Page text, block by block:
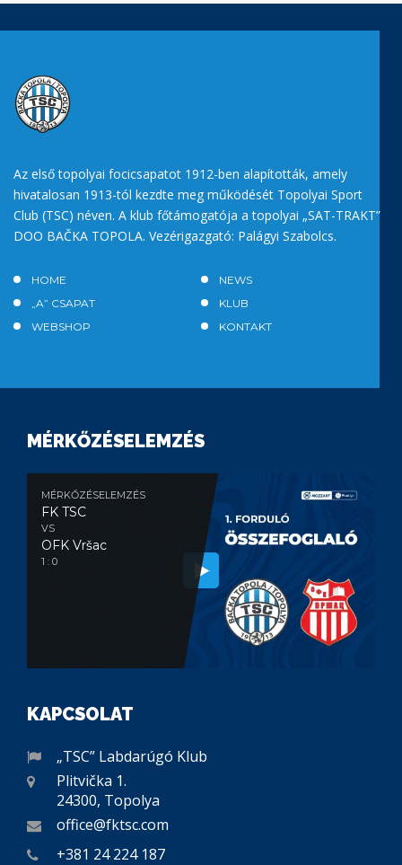
Az első topolyai focicsapatot 1912-ben alapították, amely
hivatalosan 1913-tól kezdte meg működését Topolyai Sport
Club (TSC) néven. A klub főtámogatója a topolyai „SAT-TRAKT”
DOO BAČKA TOPOLA. Vezérigazgató: Palágyi Szabolcs.
HOME
NEWS
„A” CSAPAT
KLUB
WEBSHOP
KONTAKT
MÉRKŐZÉSELEMZÉS
MÉRKŐZÉSELEMZÉS
FK TSC
VS
OFK Vršac
1 : 0
KAPCSOLAT
„TSC” Labdarúgó Klub
Plitvička 1.
24300, Topolya
office@fktsc.com
+381 24 224 187